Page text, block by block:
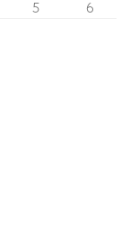
5 6